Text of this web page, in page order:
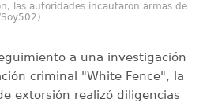
las autoridades incautaron armas de
a una investigación
criminal "White Fence", la
extorsión realizó diligencias